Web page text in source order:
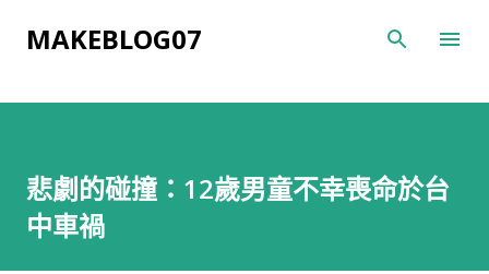
跳到主要內容
MAKEBLOG07
悲劇的碰撞：12歲男童不幸喪命於台
中車禍